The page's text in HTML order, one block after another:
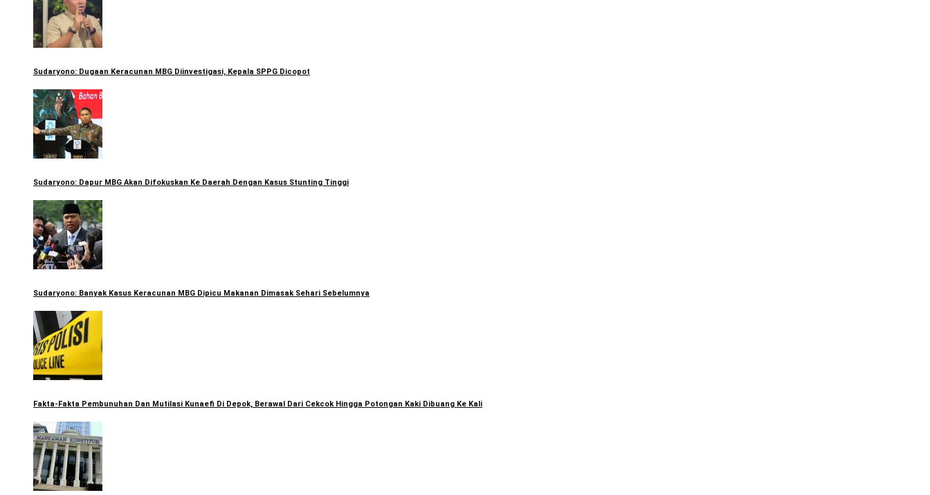
Sudaryono: Dugaan Keracunan MBG Diinvestigasi, Kepala SPPG Dicopot
Sudaryono: Dapur MBG Akan Difokuskan Ke Daerah Dengan Kasus Stunting Tinggi
Sudaryono: Banyak Kasus Keracunan MBG Dipicu Makanan Dimasak Sehari Sebelumnya
Fakta-Fakta Pembunuhan Dan Mutilasi Kunaefi Di Depok, Berawal Dari Cekcok Hingga Potongan Kaki Dibuang Ke Kali